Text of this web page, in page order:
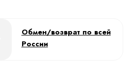
Обмен/возврат по всей
России